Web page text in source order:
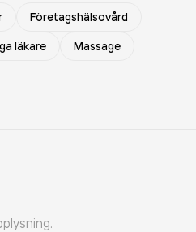
Företagshälsovård
läkare
Massage